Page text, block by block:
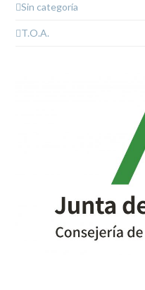
Sin categoría
T.O.A.